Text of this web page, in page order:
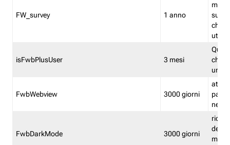
FW_survey 1 anno
utenti
isFwbPlusUser 3 mesi
che
una
FwbWebview 3000 giorni
attiva
FwbDarkMode 3000 giorni